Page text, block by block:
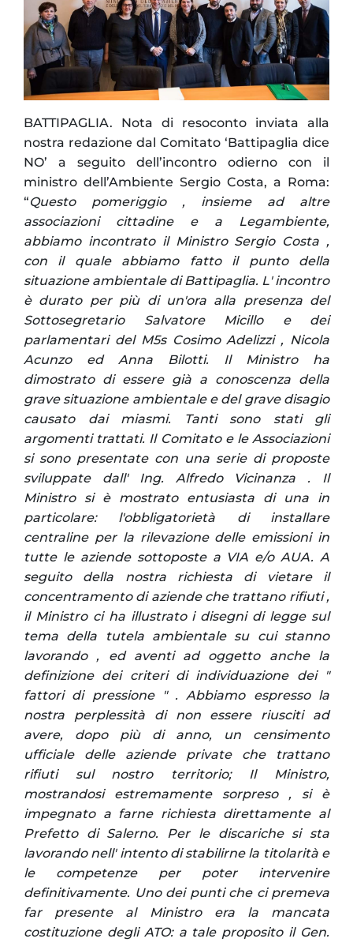
BATTIPAGLIA. Nota di resoconto inviata alla
nostra redazione dal Comitato ‘Battipaglia dice
NO’ a seguito dell’incontro odierno con il
ministro dell’Ambiente Sergio Costa, a Roma:
“Questo pomeriggio , insieme ad altre
associazioni cittadine e a Legambiente,
abbiamo incontrato il Ministro Sergio Costa ,
con il quale abbiamo fatto il punto della
situazione ambientale di Battipaglia. L' incontro
è durato per più di un'ora alla presenza del
Sottosegretario Salvatore Micillo e dei
parlamentari del M5s Cosimo Adelizzi , Nicola
Acunzo ed Anna Bilotti. Il Ministro ha
dimostrato di essere già a conoscenza della
grave situazione ambientale e del grave disagio
causato dai miasmi. Tanti sono stati gli
argomenti trattati. Il Comitato e le Associazioni
si sono presentate con una serie di proposte
sviluppate dall' Ing. Alfredo Vicinanza . Il
Ministro si è mostrato entusiasta di una in
particolare: l'obbligatorietà di installare
centraline per la rilevazione delle emissioni in
tutte le aziende sottoposte a VIA e/o AUA. A
seguito della nostra richiesta di vietare il
concentramento di aziende che trattano rifiuti ,
il Ministro ci ha illustrato i disegni di legge sul
tema della tutela ambientale su cui stanno
lavorando , ed aventi ad oggetto anche la
definizione dei criteri di individuazione dei "
fattori di pressione " . Abbiamo espresso la
nostra perplessità di non essere riusciti ad
avere, dopo più di anno, un censimento
ufficiale delle aziende private che trattano
rifiuti sul nostro territorio; Il Ministro,
mostrandosi estremamente sorpreso , si è
impegnato a farne richiesta direttamente al
Prefetto di Salerno. Per le discariche si sta
lavorando nell' intento di stabilirne la titolarità e
le competenze per poter intervenire
definitivamente. Uno dei punti che ci premeva
far presente al Ministro era la mancata
costituzione degli ATO: a tale proposito il Gen.